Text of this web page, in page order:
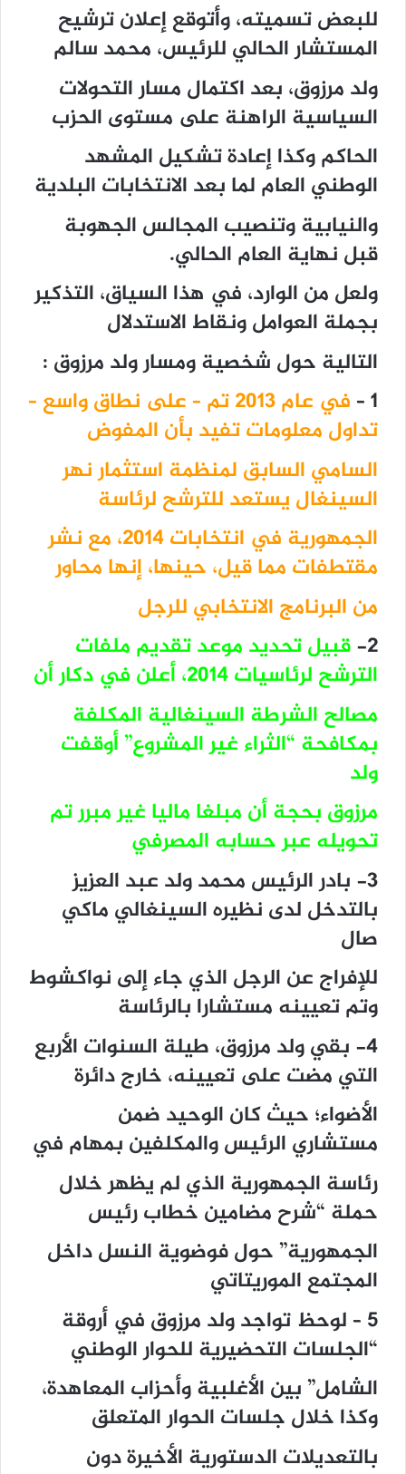
للبعض تسميته، وأتوقع إعلان ترشيح
المستشار الحالي للرئيس، محمد سالم
ولد مرزوق، بعد اكتمال مسار التحولات
السياسية الراهنة على مستوى الحزب
الحاكم وكذا إعادة تشكيل المشهد
الوطني العام لما بعد الانتخابات البلدية
والنيابية وتنصيب المجالس الجهوبة
قبل نهاية العام الحالي.
ولعل من الوارد، في هذا السياق، التذكير
بجملة العوامل ونقاط الاستدلال
التالية حول شخصية ومسار ولد مرزوق :
1 –
في عام 2013 تم – على نطاق واسع –
تداول معلومات تفيد بأن المفوض
السامي السابق لمنظمة استثمار نهر
السينغال يستعد للترشح لرئاسة
الجمهورية في انتخابات 2014، مع نشر
مقتطفات مما قيل، حينها، إنها محاور
من البرنامج الانتخابي للرجل
2- قبيل تحديد موعد تقديم ملفات
الترشح لرئاسيات 2014، أعلن في دكار أن
مصالح الشرطة السينغالية المكلفة
بمكافحة “الثراء غير المشروع” أوقفت
ولد
مرزوق بحجة أن مبلغا ماليا غير مبرر تم
تحويله عبر حسابه المصرفي
3- بادر الرئيس محمد ولد عبد العزيز
بالتدخل لدى نظيره السينغالي ماكي
صال
للإفراج عن الرجل الذي جاء إلى نواكشوط
وتم تعيينه مستشارا بالرئاسة
4- بقي ولد مرزوق، طيلة السنوات الأربع
التي مضت على تعيينه، خارج دائرة
الأضواء؛ حيث كان الوحيد ضمن
مستشاري الرئيس والمكلفين بمهام في
رئاسة الجمهورية الذي لم يظهر خلال
حملة “شرح مضامين خطاب رئيس
الجمهورية” حول فوضوية النسل داخل
المجتمع الموريتاتي
5 – لوحظ تواجد ولد مرزوق في أروقة
“الجلسات التحضيرية للحوار الوطني
الشامل” بين الأغلبية وأحزاب المعاهدة،
وكذا خلال جلسات الحوار المتعلق
بالتعديلات الدستورية الأخيرة دون